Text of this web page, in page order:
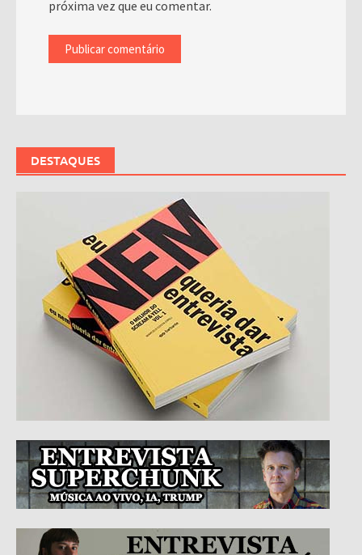
próxima vez que eu comentar.
DESTAQUES